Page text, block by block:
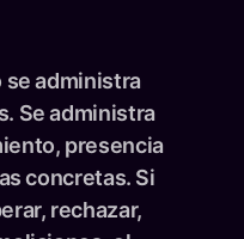
se administra
Se administra
presencia
concretas. Si
rechazar,